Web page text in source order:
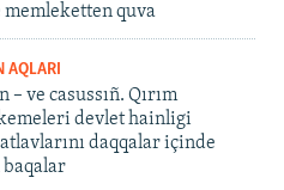
memleketten quva
AQLARI
– ve casussıñ. Qırım
devlet hainligi
daqqalar içinde
baqalar